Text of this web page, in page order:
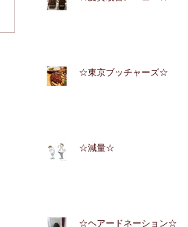
☆東京ブッチャーズ☆
☆減量☆
☆ヘアードネーション☆